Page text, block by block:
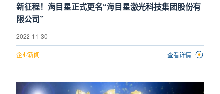
新征程！海目星正式更名“海目星激光科技集团股份有
限公司”
2022-11-30
企业新闻 查看详情